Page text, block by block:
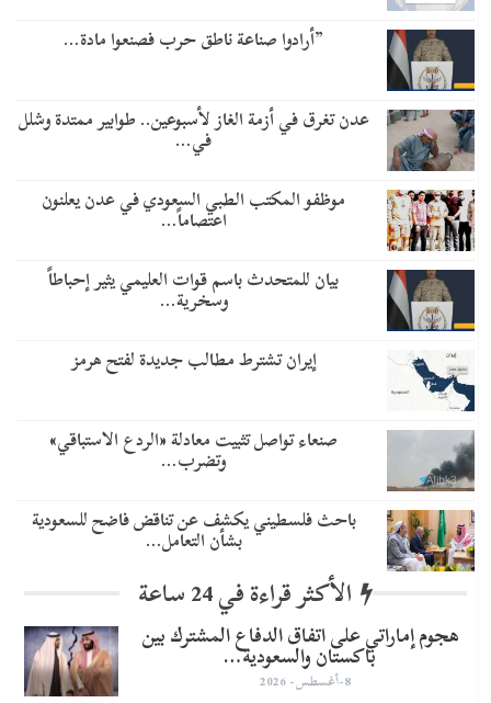
​”أرادوا صناعة ناطق حرب فصنعوا مادة…
عدن تغرق في أزمة الغاز لأسبوعين.. طوابير ممتدة وشلل
في…
موظفو المكتب الطبي السعودي في عدن يعلنون
اعتصاماً…
بيان للمتحدث باسم قوات العليمي يثير إحباطاً
وسخرية…
إيران تشترط مطالب جديدة لفتح هرمز
صنعاء تواصل تثبيت معادلة «الردع الاستباقي»
وتضرب…
باحث فلسطيني يكشف عن تناقض فاضح للسعودية
بشأن التعامل…
الأكثر قراءة في 24 ساعة
هجوم إماراتي على اتفاق الدفاع المشترك بين
باكستان والسعودية…
8-أغسطس- 2026